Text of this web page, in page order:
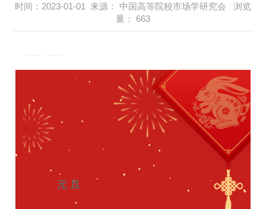
时间：2023-01-01 来源： 中国高等院校市场学研究会 浏览
量： 663
元旦